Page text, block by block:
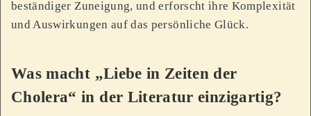
beständiger Zuneigung, und erforscht ihre Komplexität
und Auswirkungen auf das persönliche Glück.
Was macht „Liebe in Zeiten der
Cholera“ in der Literatur einzigartig?